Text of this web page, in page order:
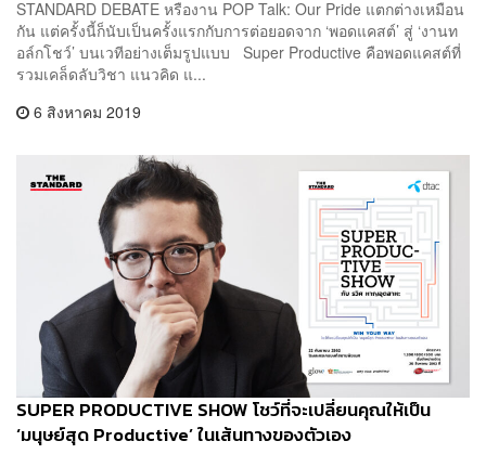
STANDARD DEBATE หรืองาน POP Talk: Our Pride แตกต่างเหมือน
กัน แต่ครั้งนี้ก็นับเป็นครั้งแรกกับการต่อยอดจาก ‘พอดแคสต์’ สู่ ‘งานท
อล์กโชว์’ บนเวทีอย่างเต็มรูปแบบ Super Productive คือพอดแคสต์ที่
รวมเคล็ดลับวิชา แนวคิด แ...
6 สิงหาคม 2019
SUPER PRODUCTIVE SHOW โชว์ที่จะเปลี่ยนคุณให้เป็น
‘มนุษย์สุด Productive’ ในเส้นทางของตัวเอง